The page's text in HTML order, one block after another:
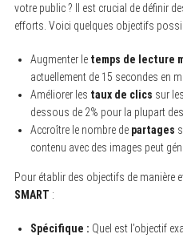
votre public ? Il est crucial de définir
efforts. Voici quelques objectifs
Augmenter le temps de lecture
actuellement de 15 secondes en
Améliorer les taux de clics sur
dessous de 2% pour la plupart
Accroître le nombre de partages
contenu avec des images peut
Pour établir des objectifs de manière
SMART :
Spécifique : Quel est l’objectif